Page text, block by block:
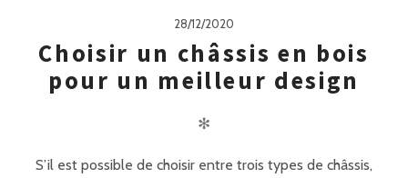
28/12/2020
Choisir un châssis en bois
pour un meilleur design
✻
S’il est possible de choisir entre trois types de châssis,